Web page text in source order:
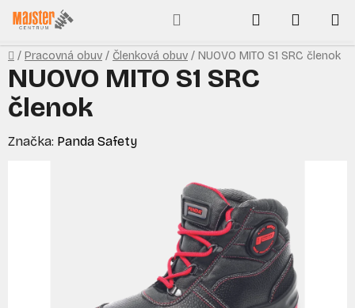
Prejsť
na
obsah
Hľadať
KOŠÍK
Domov
/ Pracovná obuv / Členková obuv / NUOVO MITO S1 SRC členok
NUOVO MITO S1 SRC
členok
Značka: Panda Safety